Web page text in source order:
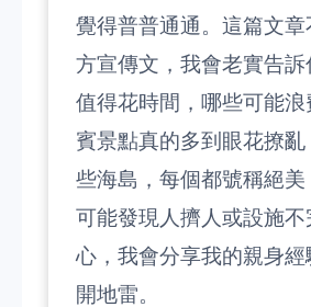
覺得普普通通。這篇文章
方宣傳文，我會老實告
值得花時間，哪些可能
賓景點真的多到眼花撩
些海島，每個都號稱絕
可能發現人擠人或設施
心，我會分享我的親身經
開地雷。